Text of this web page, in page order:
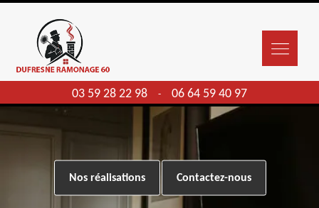
03 59 28 22 98 - 06 64 59 40 97
Nos réalisations Contactez-nous